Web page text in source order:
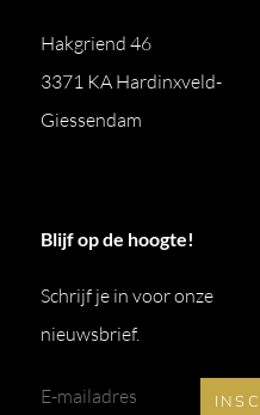
Hakgriend 46
3371 KA Hardinxveld-
Giessendam
Blijf op de hoogte!
Schrijf je in voor onze
nieuwsbrief.